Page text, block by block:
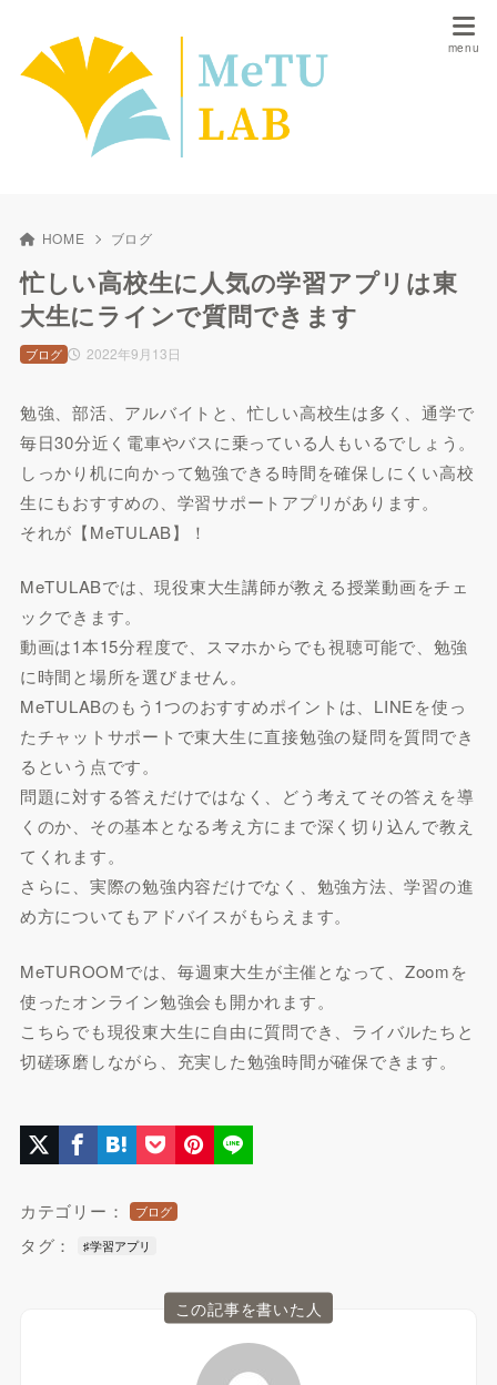
HOME ブログ
忙しい高校生に人気の学習アプリは東
大生にラインで質問できます
2022年9月13日
ブログ
勉強、部活、アルバイトと、忙しい高校生は多く、通学で
毎日30分近く電車やバスに乗っている人もいるでしょう。
しっかり机に向かって勉強できる時間を確保しにくい高校
生にもおすすめの、学習サポートアプリがあります。
それが【MeTULAB】！
MeTULABでは、現役東大生講師が教える授業動画をチェ
ックできます。
動画は1本15分程度で、スマホからでも視聴可能で、勉強
に時間と場所を選びません。
MeTULABのもう1つのおすすめポイントは、LINEを使っ
たチャットサポートで東大生に直接勉強の疑問を質問でき
るという点です。
問題に対する答えだけではなく、どう考えてその答えを導
くのか、その基本となる考え方にまで深く切り込んで教え
てくれます。
さらに、実際の勉強内容だけでなく、勉強方法、学習の進
め方についてもアドバイスがもらえます。
MeTUROOMでは、毎週東大生が主催となって、Zoomを
使ったオンライン勉強会も開かれます。
こちらでも現役東大生に自由に質問でき、ライバルたちと
切磋琢磨しながら、充実した勉強時間が確保できます。
カテゴリー： ブログ
タグ： ♯学習アプリ
この記事を書いた人